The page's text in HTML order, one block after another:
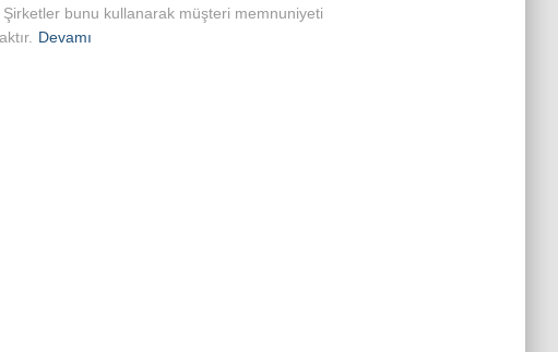
bunu kullanarak müşteri memnuniyeti
Devamı